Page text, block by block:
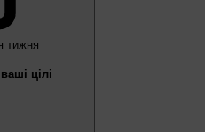
тижня
цілі